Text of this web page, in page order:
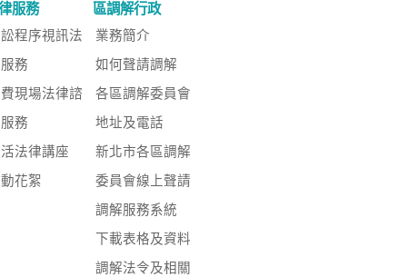
服務
程序視訊法
務
現場法律諮
務
法律講座
花絮
區調解行政
業務簡介
如何聲請調解
各區調解委員會
地址及電話
新北市各區調解
委員會線上聲請
調解服務系統
下載表格及資料
調解法令及相關